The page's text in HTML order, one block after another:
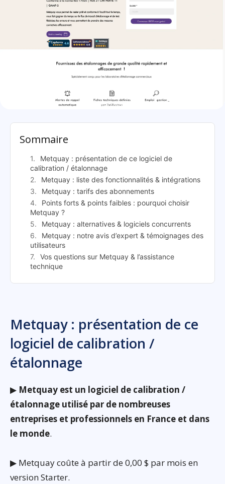
Metquay: présentation
Sommaire
Metquay : présentation de ce logiciel de
calibration / étalonnage
Metquay : liste des fonctionnalités & intégrations
Metquay : tarifs des abonnements
Points forts & points faibles : pourquoi choisir
Metquay ?
Metquay : alternatives & logiciels concurrents
Metquay : notre avis d’expert & témoignages des
utilisateurs
Vos questions sur Metquay & l’assistance
technique
Metquay : présentation de ce
logiciel de calibration /
étalonnage
▶ Metquay est un logiciel de calibration /
étalonnage utilisé par de nombreuses
entreprises et professionnels en France et dans
le monde.
▶ Metquay coûte à partir de 0,00 $ par mois en
version Starter.